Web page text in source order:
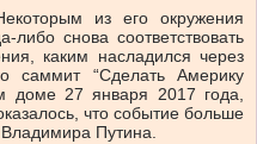
из его окружения
либо снова соответствовать
каким насладился через
саммит
“Сделать Америку
доме 27 января 2017 года,
что событие больше
Путина.